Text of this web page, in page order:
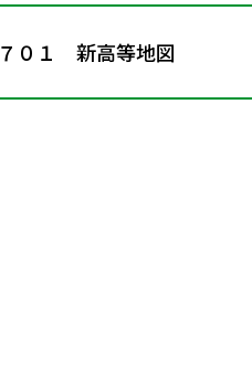
７０１ 新高等地図